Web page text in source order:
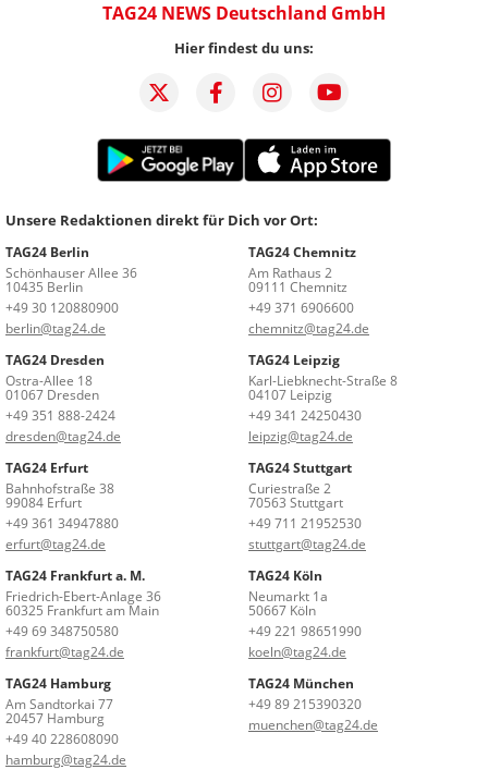
TAG24 NEWS Deutschland GmbH
Hier findest du uns:
Unsere Redaktionen direkt für Dich vor Ort:
TAG24 Berlin
Schönhauser Allee 36
10435 Berlin
+49 30 120880900
berlin@tag24.de
TAG24 Chemnitz
Am Rathaus 2
09111 Chemnitz
+49 371 6906600
chemnitz@tag24.de
TAG24 Dresden
Ostra-Allee 18
01067 Dresden
+49 351 888-2424
dresden@tag24.de
TAG24 Leipzig
Karl-Liebknecht-Straße 8
04107 Leipzig
+49 341 24250430
leipzig@tag24.de
TAG24 Erfurt
Bahnhofstraße 38
99084 Erfurt
+49 361 34947880
erfurt@tag24.de
TAG24 Stuttgart
Curiestraße 2
70563 Stuttgart
+49 711 21952530
stuttgart@tag24.de
TAG24 Frankfurt a. M.
Friedrich-Ebert-Anlage 36
60325 Frankfurt am Main
+49 69 348750580
frankfurt@tag24.de
TAG24 Köln
Neumarkt 1a
50667 Köln
+49 221 98651990
koeln@tag24.de
TAG24 Hamburg
Am Sandtorkai 77
20457 Hamburg
+49 40 228608090
hamburg@tag24.de
TAG24 München
+49 89 215390320
muenchen@tag24.de